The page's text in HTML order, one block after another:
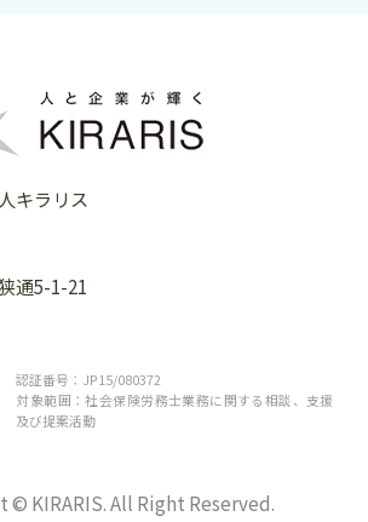
キラリス
通5-1-21
認証番号：JP15/080372
対象範囲：社会保険労務士業務に関する相談、支援
及び提案活動
© KIRARIS. All Right Reserved.